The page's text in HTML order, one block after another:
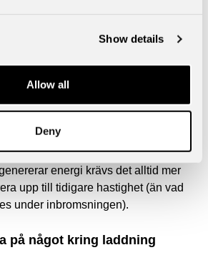
Show details
Allow all
Deny
och energieffektiv funktion vid
och i lägre hastigheter.
hastigheter, som på motorväg,
att frirulla och försöka undvika
Även om bromsning med
energi krävs det alltid mer
upp till tidigare hastighet (än vad
under inbromsningen).
på något kring laddning